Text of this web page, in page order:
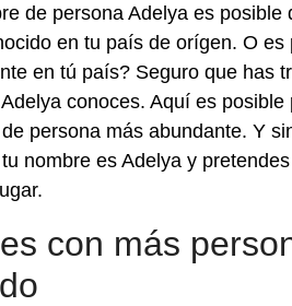
de persona Adelya es
en tu país de orígen. O
en tú país? Seguro que has
conoces. Aquí es
persona más abundante. Y
nombre es Adelya y
con más